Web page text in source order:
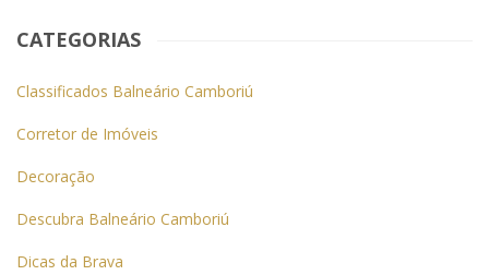
CATEGORIAS
Classificados Balneário Camboriú
Corretor de Imóveis
Decoração
Descubra Balneário Camboriú
Dicas da Brava